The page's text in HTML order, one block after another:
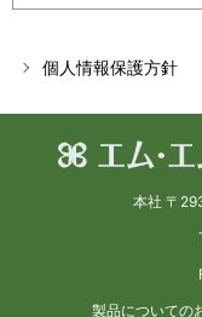
個人情報保護方針
本社 〒
製品についての